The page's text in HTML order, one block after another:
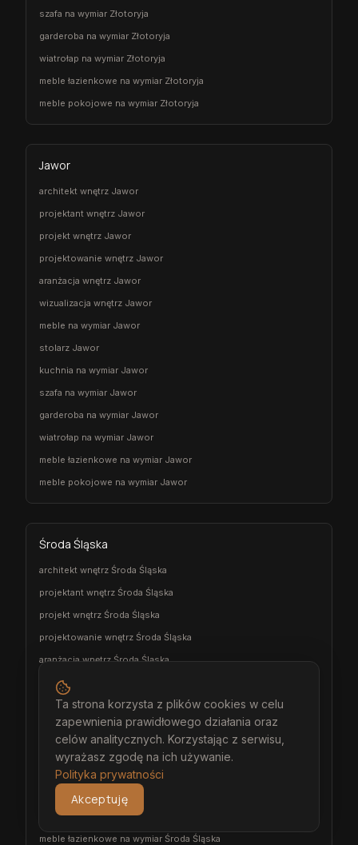
szafa na wymiar Złotoryja
garderoba na wymiar Złotoryja
wiatrołap na wymiar Złotoryja
meble łazienkowe na wymiar Złotoryja
meble pokojowe na wymiar Złotoryja
Jawor
architekt wnętrz Jawor
projektant wnętrz Jawor
projekt wnętrz Jawor
projektowanie wnętrz Jawor
aranżacja wnętrz Jawor
wizualizacja wnętrz Jawor
meble na wymiar Jawor
stolarz Jawor
kuchnia na wymiar Jawor
szafa na wymiar Jawor
garderoba na wymiar Jawor
wiatrołap na wymiar Jawor
meble łazienkowe na wymiar Jawor
meble pokojowe na wymiar Jawor
Środa Śląska
architekt wnętrz Środa Śląska
projektant wnętrz Środa Śląska
projekt wnętrz Środa Śląska
projektowanie wnętrz Środa Śląska
aranżacja wnętrz Środa Śląska
wizualizacja wnętrz Środa Śląska
meble na wymiar Środa Śląska
stolarz Środa Śląska
kuchnia na wymiar Środa Śląska
szafa na wymiar Środa Śląska
garderoba na wymiar Środa Śląska
wiatrołap na wymiar Środa Śląska
meble łazienkowe na wymiar Środa Śląska
Ta strona korzysta z plików cookies w celu
zapewnienia prawidłowego działania oraz
celów analitycznych. Korzystając z serwisu,
wyrażasz zgodę na ich używanie.
Polityka prywatności
Akceptuję